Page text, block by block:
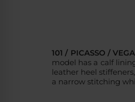
101 / PICASSO /
model has a calf
leather heel
a narrow stitching